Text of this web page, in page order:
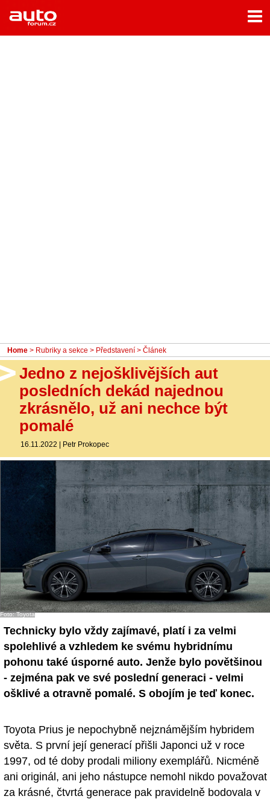
Home
Rubriky
Home > Rubriky a sekce > Představení > Článek
Jedno z nejošklivějších aut
posledních dekád najednou
zkrásnělo, už ani nechce být
pomalé
16.11.2022 | Petr Prokopec
Foto: Toyota
Technicky bylo vždy zajímavé, platí i za velmi
spolehlivé a vzhledem ke svému hybridnímu
pohonu také úsporné auto. Jenže bylo povětšinou
- zejména pak ve své poslední generaci - velmi
ošklivé a otravně pomalé. S obojím je teď konec.
Toyota Prius je nepochybně nejznámějším hybridem
světa. S první její generací přišli Japonci už v roce
1997, od té doby prodali miliony exemplářů. Nicméně
ani originál, ani jeho nástupce nemohl nikdo považovat
za krásné, čtvrtá generace pak pravidelně bodovala v